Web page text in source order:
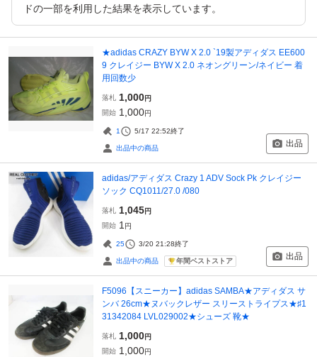
ドの一部を利用した結果を表示しています。
★adidas CRAZY BYW X 2.0 `19製アディダス EE600
9 クレイジー BYW X 2.0 ネオングリーン/ネイビー 着
用回数少
落札 1,000円
開始 1,000円
1 5/17 22:52終了
出品中の商品 出品
adidas/アディダス Crazy 1 ADV Sock Pk クレイジー
ソック CQ1011/27.0 /080
落札 1,045円
開始 1 円
25 3/20 21:28終了
出品中の商品 年間ベストストア 出品
F5096【スニーカー】adidas SAMBA★アディダス サ
ンバ 26cm★ヌバックレザー スリーストライプス★♯1
31342084 LVL029002★シューズ 靴★
落札 1,000円
開始 1,000円